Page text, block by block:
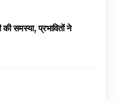
समस्या, प्रभावितों ने